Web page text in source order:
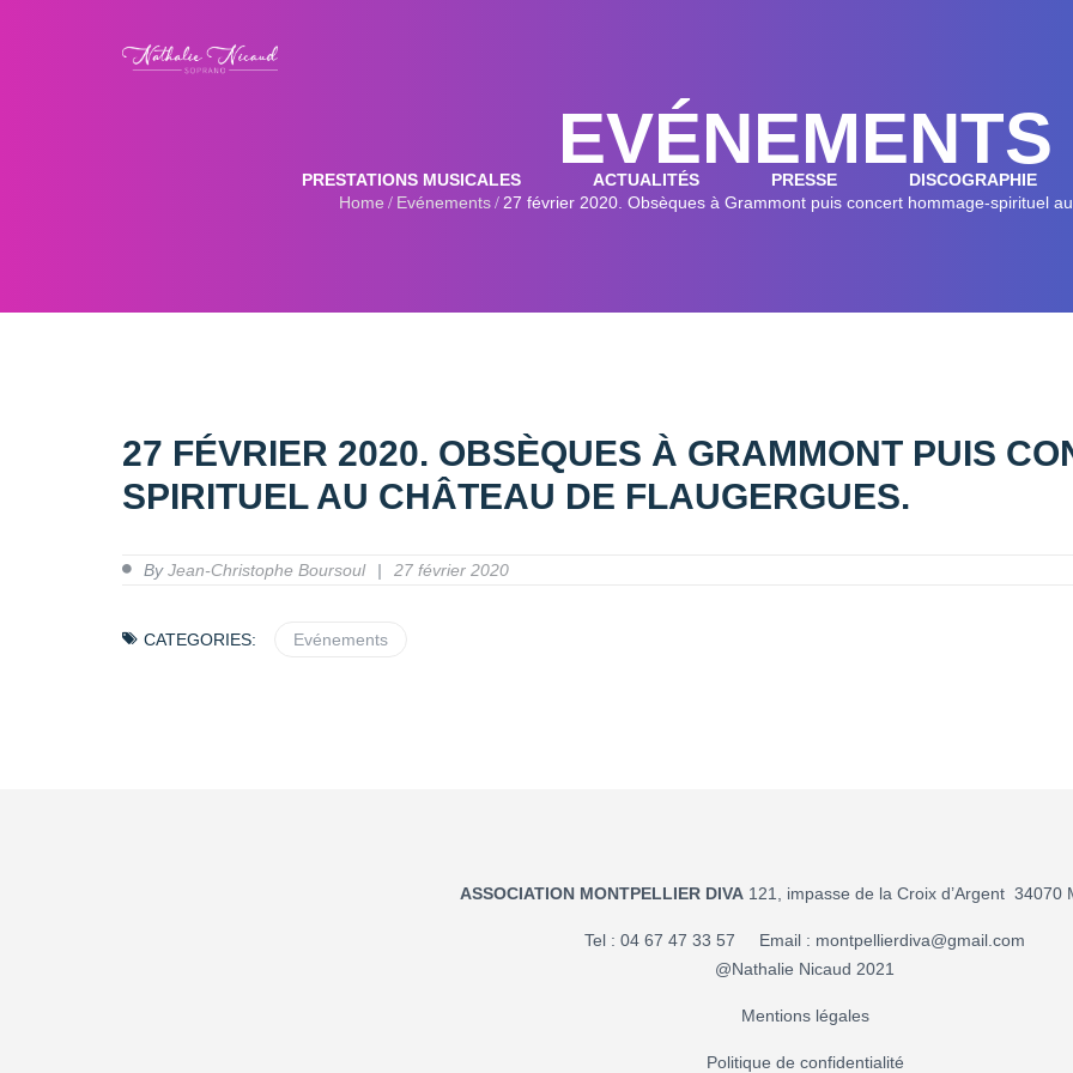
PRESTATIONS MUSICALES ACTUALITÉS PRESSE DISCOGRAPHIE
EVÉNEMENTS
Home Evénements 27 février 2020. Obsèques à Grammont puis concert hommage-spirituel
27 FÉVRIER 2020. OBSÈQUES À GRAMMONT PUIS
SPIRITUEL AU CHÂTEAU DE FLAUGERGUES.
ByJean-Christophe Boursoul 27 février 2020
CATEGORIES: Evénements
ASSOCIATION MONTPELLIER DIVA121, impasse de la Croix d’Argent 34070
Tel : 04 67 47 33 57 Email : montpellierdiva@gmail.com
@Nathalie Nicaud 2021
Mentions légales
Politique de confidentialité